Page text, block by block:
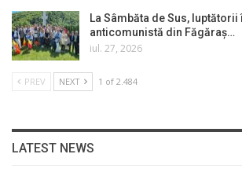
La Sâmbăta de Sus, luptătorii
anticomunistă din Făgăraș…
iul. 27, 2026
PREV NEXT 1 of 2.484
LATEST NEWS